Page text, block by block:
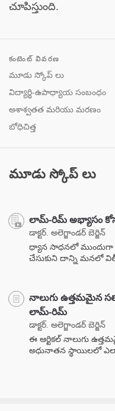
చూపిస్తుంది.
కంటెంట్ వివరణ
మూడు స్కోప్ లు
విద్యార్థి-ఉపాధ్యాయ సంబంధం
అశాశ్వతత మరియు మరణం
బోధిచిత్త
మూడు స్కోప్ లు
లామ్-రిమ్ అభ్యాసం
డాక్టర్. అలెగ్జాండర్ బెర్జిన్
ధ్యాన సాధనలో ముందుగా
చేసుకుని దాన్ని మనలో
నాలుగు ఉత్తమమైన
లామ్-రిమ్
డాక్టర్. అలెగ్జాండర్ బెర్జిన్
ఈ ఆర్టికల్ నాలుగు
అధునాతన స్థాయిలలో ఎలా